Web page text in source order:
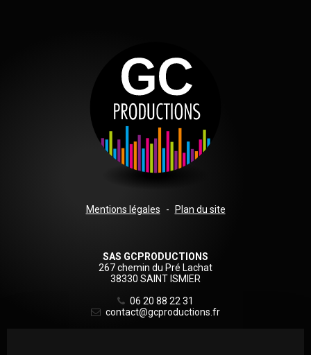
Sous
Mentions légales Plan du site
SAS GCPRODUCTIONS
267 chemin du Pré Lachat
38330 SAINT ISMIER
06 20 88 22 31
contact@gcproductions.fr